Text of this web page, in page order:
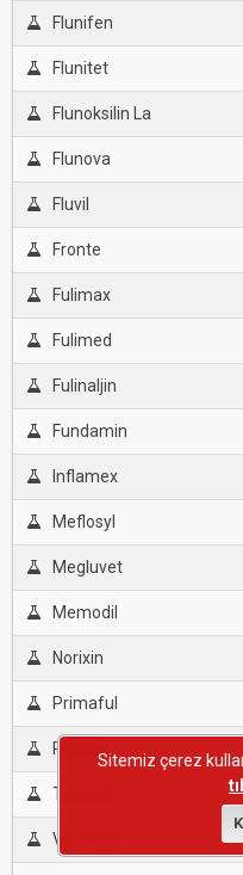
Flunifen
Flunitet
Flunoksilin La
Flunova
Fluvil
Fronte
Fulimax
Fulimed
Fulinaljin
Fundamin
Inflamex
Meflosyl
Megluvet
Memodil
Norixin
Primaful
Resflor
Termojil
Vet-Fulin
Sitemiz çerez